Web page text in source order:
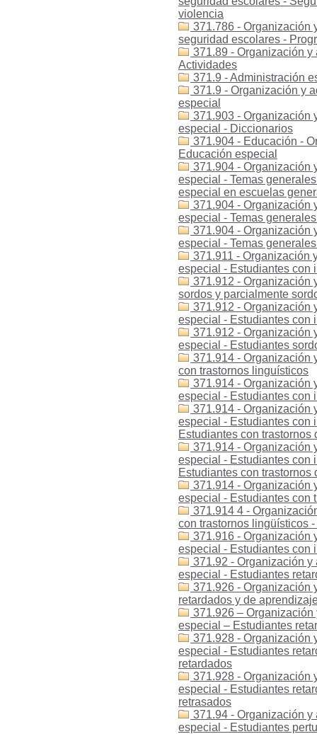
violencia
371.786 - Organización
seguridad escolares -
371.89 - Organización
Actividades
371.9 - Administración
371.9 - Organización y
especial
371.903 - Organización
especial - Diccionarios
371.904 - Educación -
Educación especial
371.904 - Organización
especial - Temas
especial en escuelas
371.904 - Organización
especial - Temas
371.904 - Organización
especial - Temas
371.911 - Organización
especial - Estudiantes con
371.912 - Organización
sordos y parcialmente
371.912 - Organización
especial - Estudiantes con
371.912 - Organización
especial - Estudiantes
371.914 - Organización
con trastornos linguísticos
371.914 - Organización
especial - Estudiantes con
371.914 - Organización
especial - Estudiantes con
Estudiantes con trastornos
371.914 - Organización
especial - Estudiantes con
Estudiantes con trastornos
371.914 - Organización
especial - Estudiantes con
371.914 4 -
con trastornos lingüísticos
371.916 - Organización
especial - Estudiantes con
371.92 - Organización
especial - Estudiantes
371.926 - Organización
retardados y de
371.926 –
especial – Estudiantes
371.928 - Organización
especial - Estudiantes
retardados
371.928 - Organización
especial - Estudiantes
retrasados
371.94 - Organización
especial - Estudiantes